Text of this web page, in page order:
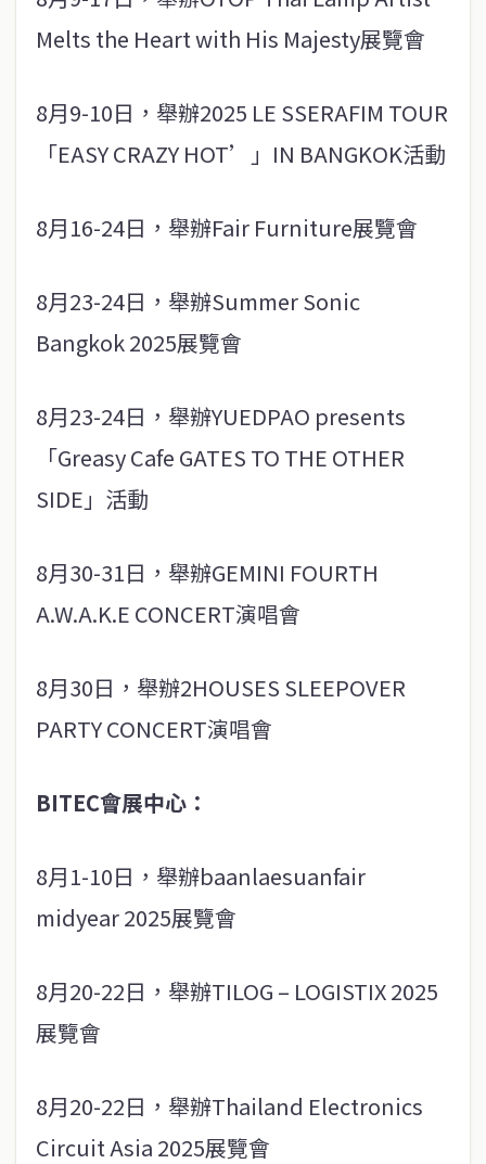
Melts the Heart with His Majesty展覽會
8月9-10日，舉辦2025 LE SSERAFIM TOUR
「EASY CRAZY HOT’」IN BANGKOK活動
8月16-24日，舉辦Fair Furniture展覽會
8月23-24日，舉辦Summer Sonic
Bangkok 2025展覽會
8月23-24日，舉辦YUEDPAO presents
「Greasy Cafe GATES TO THE OTHER
SIDE」活動
8月30-31日，舉辦GEMINI FOURTH
A.W.A.K.E CONCERT演唱會
8月30日，舉辦2HOUSES SLEEPOVER
PARTY CONCERT演唱會
BITEC會展中心：
8月1-10日，舉辦baanlaesuanfair
midyear 2025展覽會
8月20-22日，舉辦TILOG – LOGISTIX 2025
展覽會
8月20-22日，舉辦Thailand Electronics
Circuit Asia 2025展覽會